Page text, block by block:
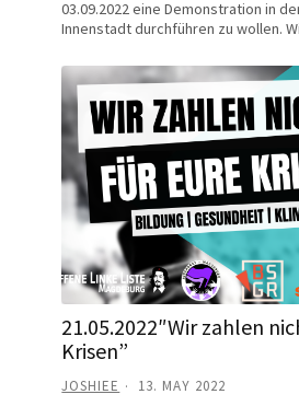
03.09.2022 eine Demonstration in
Innenstadt durchführen zu wollen.
21.05.2022″Wir zahlen
Krisen”
JOSHIEE 13. MAY 2022